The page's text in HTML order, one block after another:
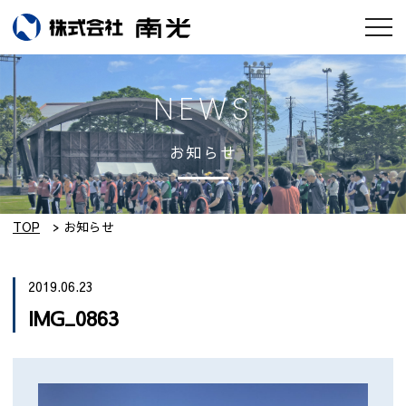
会社情報
南光のモノづくり
工場紹介
実績集
採用情報
NEWS
お知らせ
TOP お知らせ
2019.06.23
IMG_0863